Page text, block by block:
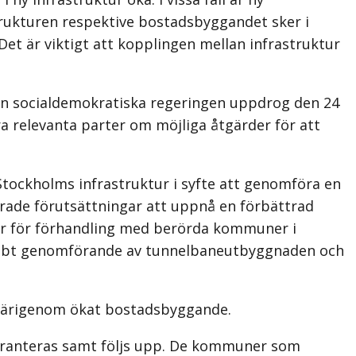
respektive bostadsbyggandet sker i
är viktigt att kopplingen mellan infrastruktur
regeringen uppdrog den 24
relevanta parter om möjliga åtgärder för att
infrastruktur i syfte att genomföra en
förutsättningar att uppnå en förbättrad
för förhandling med berörda kommuner i
genomförande av tunnelbaneutbyggnaden och
ökat bostadsbyggande.
samt följs upp. De kommuner som